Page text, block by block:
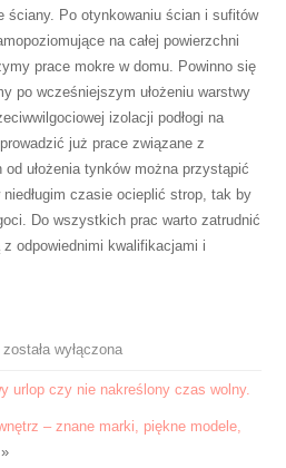
ściany. Po otynkowaniu ścian i sufitów
na całej powierzchni
prace mokre w domu. Powinno się
po wcześniejszym ułożeniu warstwy
izolacji podłogi na
już prace związane z
ułożenia tynków można przystąpić
czasie ocieplić strop, tak by
Do wszystkich prac warto zatrudnić
odpowiednimi kwalifikacjami i
Okres
domu
jest
nie
została wyłączona
urlop czy nie nakreślony czas wolny.
– znane marki, piękne modele,
»